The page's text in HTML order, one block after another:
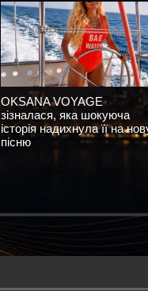
OKSANA VOYAGE
зізналася, яка шокуюча
історія надихнула її на
пісню